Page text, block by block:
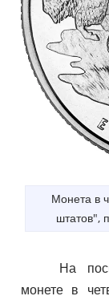
Монета в
штатов",
На
монете в